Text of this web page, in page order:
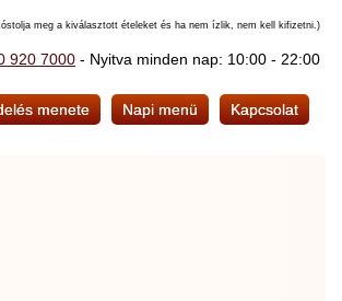
meg a kiválasztott ételeket és ha nem ízlik, nem kell kifizetni.)
920 7000 - Nyitva minden nap: 10:00 - 22:00
menete Napi menü Kapcsolat